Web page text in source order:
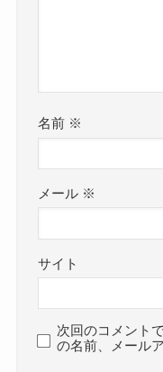
名前 ※
メール ※
サイト
次回のコメント
の名前、メール